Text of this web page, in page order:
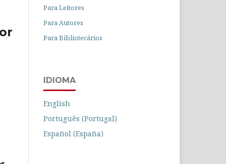
Para Leitores
Para Autores
Para Bibliotecários
IDIOMA
English
Português (Portugal)
Español (España)